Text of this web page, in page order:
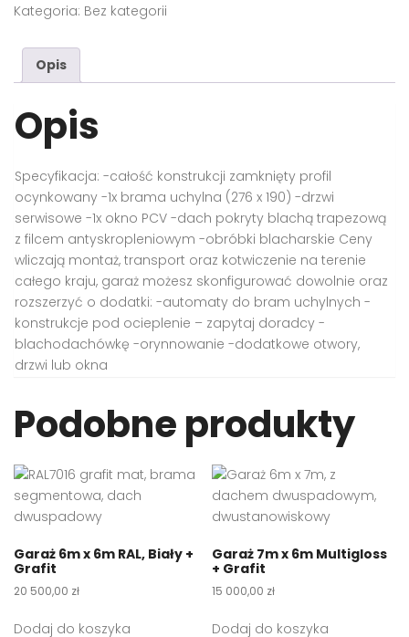
Kategoria: Bez kategorii
Opis
Opis
Specyfikacja: -całość konstrukcji zamknięty profil
ocynkowany -1x brama uchylna (276 x 190) -drzwi
serwisowe -1x okno PCV -dach pokryty blachą trapezową
z filcem antyskropleniowym -obróbki blacharskie Ceny
wliczają montaż, transport oraz kotwiczenie na terenie
całego kraju, garaż możesz skonfigurować dowolnie oraz
rozszerzyć o dodatki: -automaty do bram uchylnych -
konstrukcje pod ocieplenie – zapytaj doradcy -
blachodachówkę -orynnowanie -dodatkowe otwory,
drzwi lub okna
Podobne produkty
Garaż 6m x 6m RAL, Biały +
Grafit
20 500,00 zł
Dodaj do koszyka
Garaż 7m x 6m Multigloss
+ Grafit
15 000,00 zł
Dodaj do koszyka